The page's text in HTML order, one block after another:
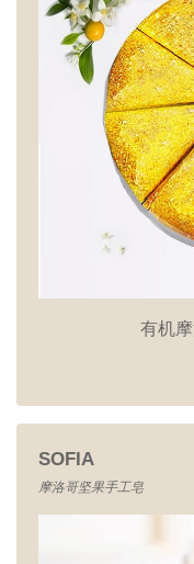
有机
SOFIA
摩洛哥坚果手工皂